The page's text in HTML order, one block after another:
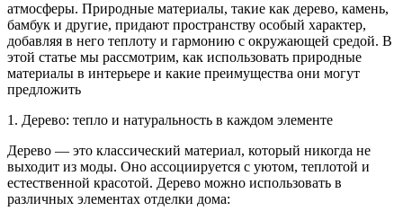
атмосферы. Природные материалы, такие как дерево, камень,
бамбук и другие, придают пространству особый характер,
добавляя в него теплоту и гармонию с окружающей средой. В
этой статье мы рассмотрим, как использовать природные
материалы в интерьере и какие преимущества они могут
предложить
1. Дерево: тепло и натуральность в каждом элементе
Дерево — это классический материал, который никогда не
выходит из моды. Оно ассоциируется с уютом, теплотой и
естественной красотой. Дерево можно использовать в
различных элементах отделки дома: